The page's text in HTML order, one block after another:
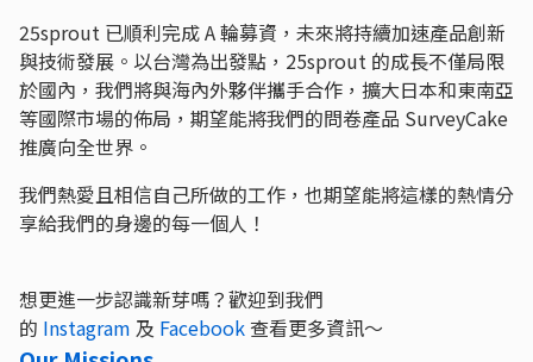
25sprout 已順利完成 A 輪募資，未來將持續加速產品創新
與技術發展。以台灣為出發點，25sprout 的成長不僅局限
於國內，我們將與海內外夥伴攜手合作，擴大日本和東南亞
等國際市場的佈局，期望能將我們的問卷產品 SurveyCake
推廣向全世界。
我們熱愛且相信自己所做的工作，也期望能將這樣的熱情分
享給我們的身邊的每一個人！
想更進一步認識新芽嗎？歡迎到我們
的 Instagram 及 Facebook 查看更多資訊～